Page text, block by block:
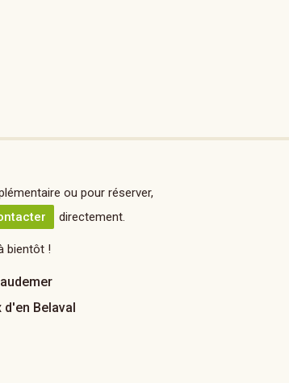
ou pour réserver,
directement.
bientôt !
d'en Belaval